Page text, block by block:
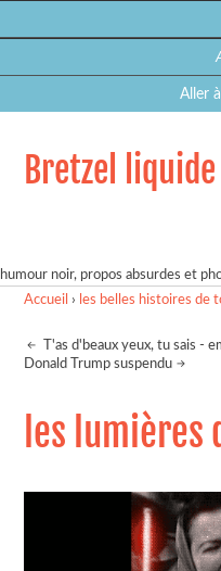
Aller
Bretzel liquide
humour noir, propos absurdes et
Accueil › les belles histoires de
T'as d'beaux yeux, tu sais -
Donald Trump suspendu
les lumières